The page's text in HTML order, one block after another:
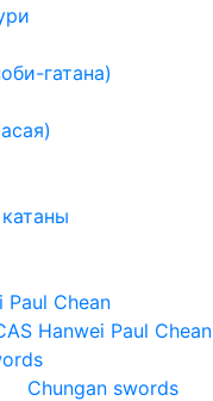
гатана)
Hanwei Paul Chean
Chungan swords